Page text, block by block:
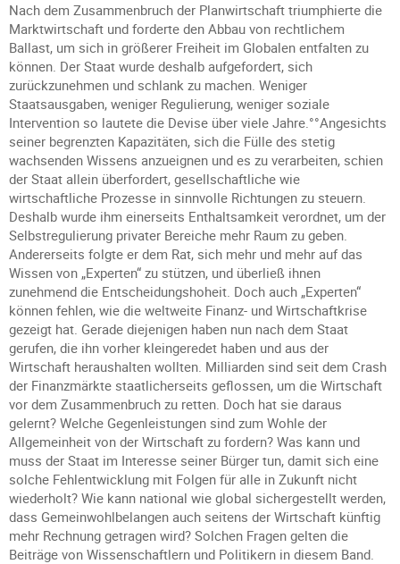
Nach dem Zusammenbruch der Planwirtschaft triumphierte die
Marktwirtschaft und forderte den Abbau von rechtlichem
Ballast, um sich in größerer Freiheit im Globalen entfalten zu
können. Der Staat wurde deshalb aufgefordert, sich
zurückzunehmen und schlank zu machen. Weniger
Staatsausgaben, weniger Regulierung, weniger soziale
Intervention so lautete die Devise über viele Jahre.°°Angesichts
seiner begrenzten Kapazitäten, sich die Fülle des stetig
wachsenden Wissens anzueignen und es zu verarbeiten, schien
der Staat allein überfordert, gesellschaftliche wie
wirtschaftliche Prozesse in sinnvolle Richtungen zu steuern.
Deshalb wurde ihm einerseits Enthaltsamkeit verordnet, um der
Selbstregulierung privater Bereiche mehr Raum zu geben.
Andererseits folgte er dem Rat, sich mehr und mehr auf das
Wissen von „Experten“ zu stützen, und überließ ihnen
zunehmend die Entscheidungshoheit. Doch auch „Experten“
können fehlen, wie die weltweite Finanz- und Wirtschaftkrise
gezeigt hat. Gerade diejenigen haben nun nach dem Staat
gerufen, die ihn vorher kleingeredet haben und aus der
Wirtschaft heraushalten wollten. Milliarden sind seit dem Crash
der Finanzmärkte staatlicherseits geflossen, um die Wirtschaft
vor dem Zusammenbruch zu retten. Doch hat sie daraus
gelernt? Welche Gegenleistungen sind zum Wohle der
Allgemeinheit von der Wirtschaft zu fordern? Was kann und
muss der Staat im Interesse seiner Bürger tun, damit sich eine
solche Fehlentwicklung mit Folgen für alle in Zukunft nicht
wiederholt? Wie kann national wie global sichergestellt werden,
dass Gemeinwohlbelangen auch seitens der Wirtschaft künftig
mehr Rechnung getragen wird? Solchen Fragen gelten die
Beiträge von Wissenschaftlern und Politikern in diesem Band.